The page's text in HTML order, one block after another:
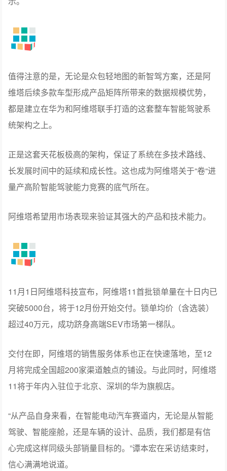
值得注意的是，无论是众包轻地图的新智驾方案，还是阿
维塔后续多款车型形成产品矩阵所带来的数据规模优势，
都是建立在华为和阿维塔联手打造的这套整车智能驾驶系
统架构之上。
正是这套天花板极高的架构，保证了系统在多技术路线、
长发展时间中的延续和成长性。这也成为阿维塔关于“卷“进
量产高阶智能驾驶能力竞赛的底气所在。
阿维塔希望用市场表现来验证其强大的产品和技术能力。
11月1日阿维塔科技宣布，阿维塔11首批锁单量在十日内已
突破5000台，将于12月份开始交付。锁单均价（含选装）
超过40万元，成功跻身高端SEV市场第一梯队。
交付在即，阿维塔的销售服务体系也正在快速落地，至12
月将完成全国超200家渠道触点的铺设。与此同时，阿维塔
11将于年内入驻位于北京、深圳的华为旗舰店。
“从产品自身来看，在智能电动汽车赛道内，无论是从智能
驾驶、智能座舱，还是车辆的设计、品质，我们都是有信
心完成这样同级头部销量目标的。”谭本宏在采访结束时，
信心满满地说道。